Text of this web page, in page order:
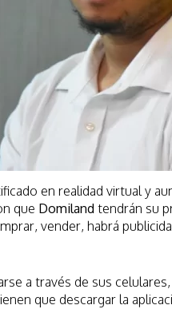
en realidad virtual y
que Domiland tendrán su
vender, habrá
a través de sus
que descargar la